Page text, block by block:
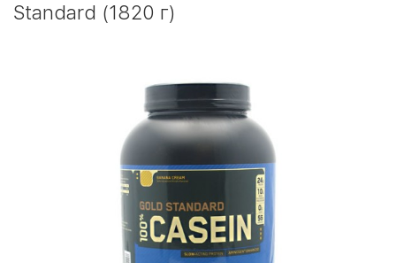
Standard (1820 г)